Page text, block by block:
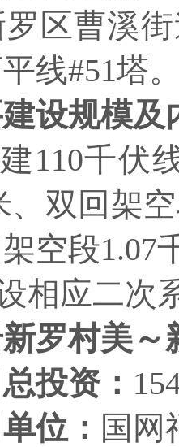
区曹溪
线#51塔
设规模及
千伏线
、双回架
空段1.07
应二次
罗村美～
投资：
位： 国网